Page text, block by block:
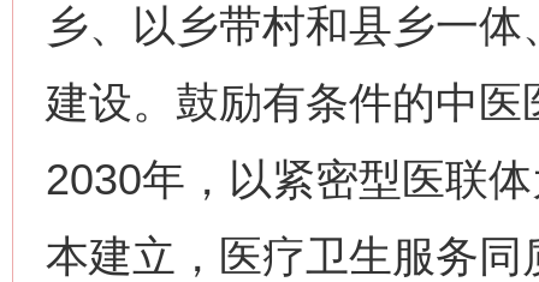
乡、以乡带村和县乡一
建设。鼓励有条件的中
2030年，以紧密型医联
本建立，医疗卫生服务